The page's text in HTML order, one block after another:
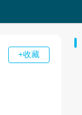
+收藏